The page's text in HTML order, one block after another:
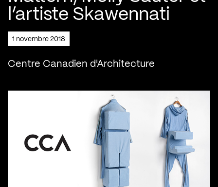
l’artiste Skawennati
1 novembre 2018
Centre Canadien d'Architecture